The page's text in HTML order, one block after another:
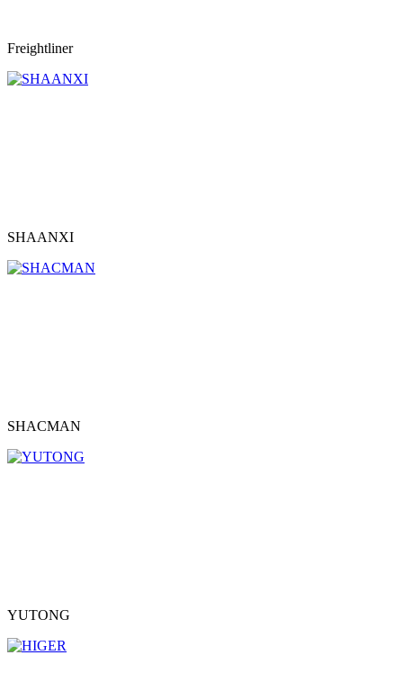
Freightliner
SHAANXI
SHACMAN
YUTONG